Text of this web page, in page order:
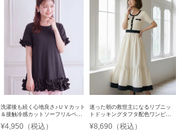
洗濯後も続く心地良さ♪ＵＶカット
＆接触冷感カットソーフリルペプ
ラムチュニック
¥4,950（税込）
迷った朝の救世主になるリブニッ
トドッキングタフタ配色ワンピー
¥8,690（税込）